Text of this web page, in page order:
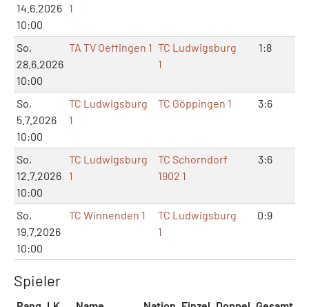
14.6.2026
10:00
1
So,
28.6.2026
10:00
TA TV Oeffingen 1 TC Ludwigsburg
1
1:8
So,
5.7.2026
10:00
TC Ludwigsburg
1
TC Göppingen 1 3:6
So,
12.7.2026
10:00
TC Ludwigsburg
1
TC Schorndorf
1902 1
3:6
So,
19.7.2026
10:00
TC Winnenden 1
TC Ludwigsburg
1
0:9
Spieler